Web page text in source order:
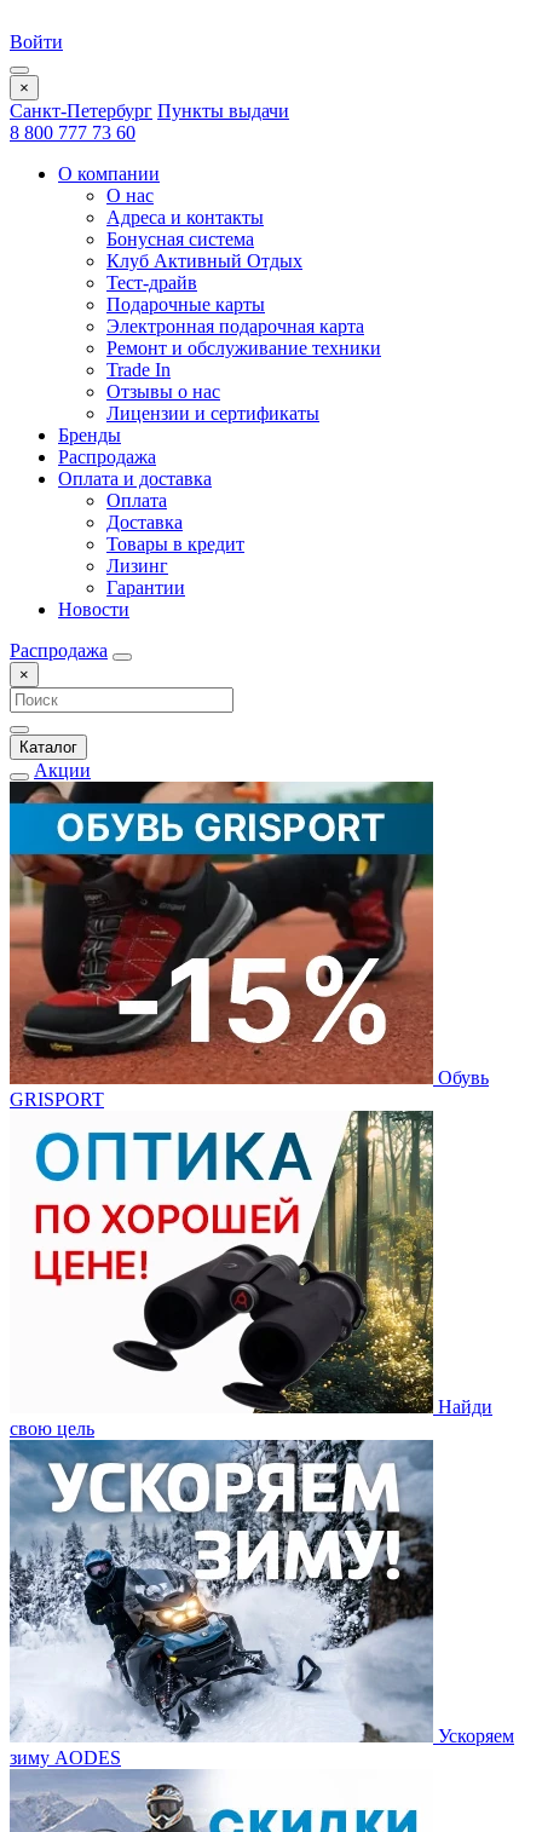
Войти
×
Санкт-Петербург Пункты выдачи
8 800 777 73 60
О компании
О нас
Адреса и контакты
Бонусная система
Клуб Активный Отдых
Тест-драйв
Подарочные карты
Электронная подарочная карта
Ремонт и обслуживание техники
Trade In
Отзывы о нас
Лицензии и сертификаты
Бренды
Распродажа
Оплата и доставка
Оплата
Доставка
Товары в кредит
Лизинг
Гарантии
Новости
Распродажа
×
Каталог
Акции
Обувь
GRISPORT
Найди
свою цель
Ускоряем
зиму AODES